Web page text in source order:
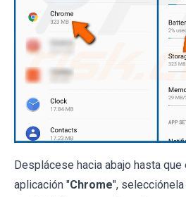
Desplácese hacia abajo hasta que
aplicación "Chrome",